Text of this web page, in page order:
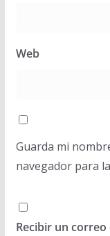
Web
Guarda mi
navegador para
Recibir un